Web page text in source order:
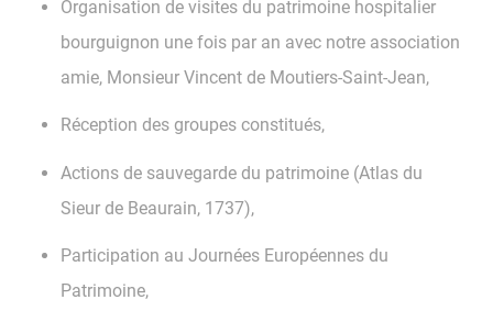
Organisation de visites du patrimoine hospitalier
bourguignon une fois par an avec notre association
amie, Monsieur Vincent de Moutiers-Saint-Jean,
Réception des groupes constitués,
Actions de sauvegarde du patrimoine (Atlas du
Sieur de Beaurain, 1737),
Participation au Journées Européennes du
Patrimoine,